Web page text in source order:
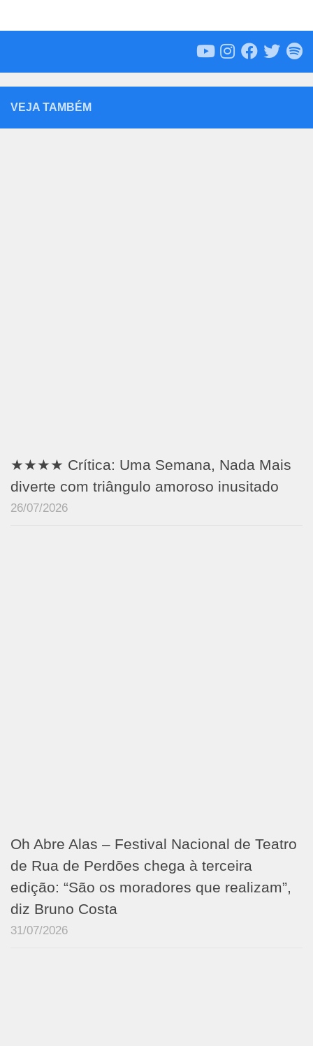
VEJA TAMBÉM
★★★★ Crítica: Uma Semana, Nada Mais
diverte com triângulo amoroso inusitado
26/07/2026
Oh Abre Alas – Festival Nacional de Teatro
de Rua de Perdões chega à terceira
edição: “São os moradores que realizam”,
diz Bruno Costa
31/07/2026